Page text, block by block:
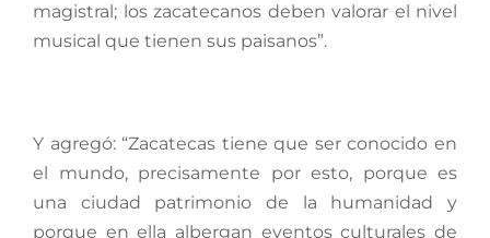
magistral; los zacatecanos deben valorar el nivel
musical que tienen sus paisanos”.
Y agregó: “Zacatecas tiene que ser conocido en
el mundo, precisamente por esto, porque es
una ciudad patrimonio de la humanidad y
porque en ella albergan eventos culturales de